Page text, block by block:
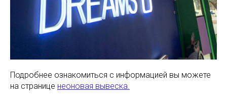
Подробнее ознакомиться с информацией вы можете
на странице неоновая вывеска.